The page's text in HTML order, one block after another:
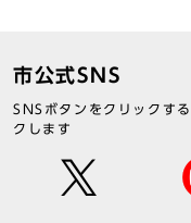
市公式SNS
SNSボタンをクリックす
クします